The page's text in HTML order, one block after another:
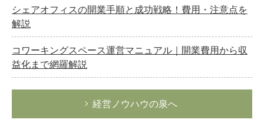
シェアオフィスの開業手順と成功戦略！費用・注意点を
解説
コワーキングスペース運営マニュアル｜開業費用から収
益化まで網羅解説
経営ノウハウの泉へ